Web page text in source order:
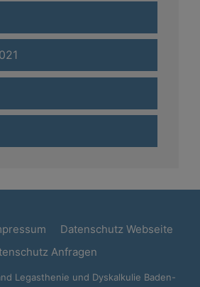
Datenschutz Webseite
Anfragen
Legasthenie und Dyskalkulie Baden-